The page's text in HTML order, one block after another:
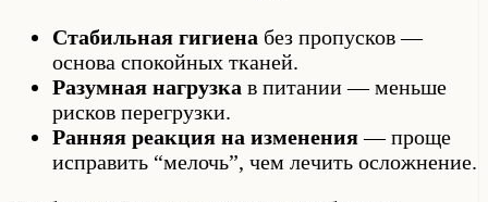
Стабильная гигиена без пропусков —
основа спокойных тканей.
Разумная нагрузка в питании — меньше
рисков перегрузки.
Ранняя реакция на изменения— проще
исправить “мелочь”, чем лечить осложнение.